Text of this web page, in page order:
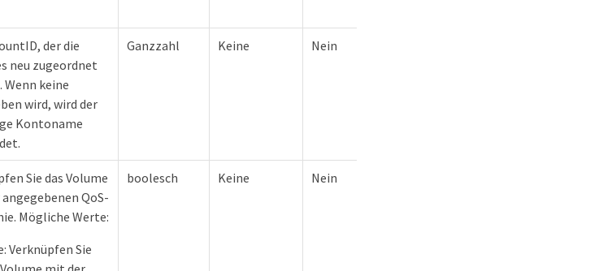
der die
neu zugeordnet
Wenn keine
wird, wird der
Kontoname
Ganzzahl Keine Nein
Sie das Volume
QoS-
Mögliche Werte:
Verknüpfen Sie
boolesch Keine Nein